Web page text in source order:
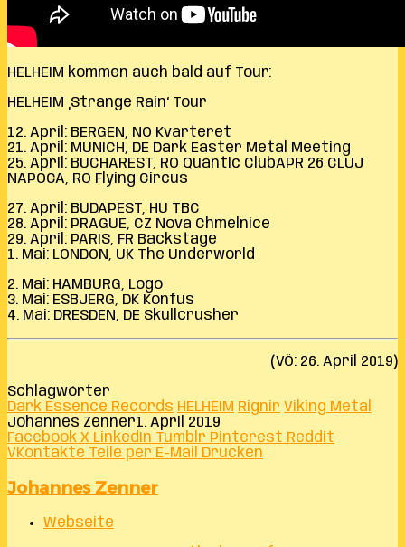
HELHEIM kommen auch bald auf Tour:
HELHEIM Strange Rain‘ Tour
12. April: BERGEN, NO Kvarteret
21. April: MUNICH, DE Dark Easter Metal Meeting
25. April: BUCHAREST, RO Quantic ClubAPR 26 CLUJ
NAPOCA, RO Flying Circus
27. April: BUDAPEST, HU TBC
28. April: PRAGUE, CZ Nova Chmelnice
29. April: PARIS, FR Backstage
1. Mai: LONDON, UK The Underworld
2. Mai: HAMBURG, Logo
3. Mai: ESBJERG, DK Konfus
4. Mai: DRESDEN, DE Skullcrusher
(VÖ: 26. April 2019)
Schlagwörter
Dark Essence Records HELHEIM Rignir Viking Metal
Johannes Zenner1. April 2019
Facebook X LinkedIn Tumblr Pinterest Reddit
VKontakte Teile per E-Mail Drucken
Johannes Zenner
Webseite